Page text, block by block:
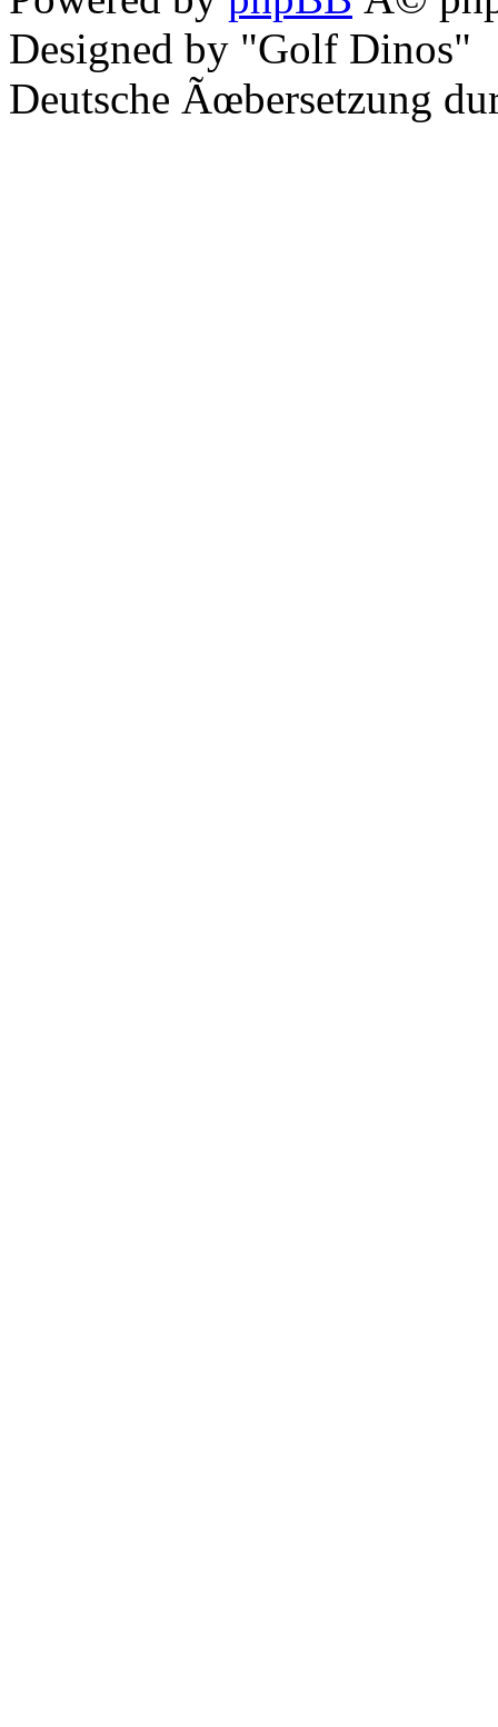
Designed by "Golf Dinos"
Deutsche Ãœbersetzung